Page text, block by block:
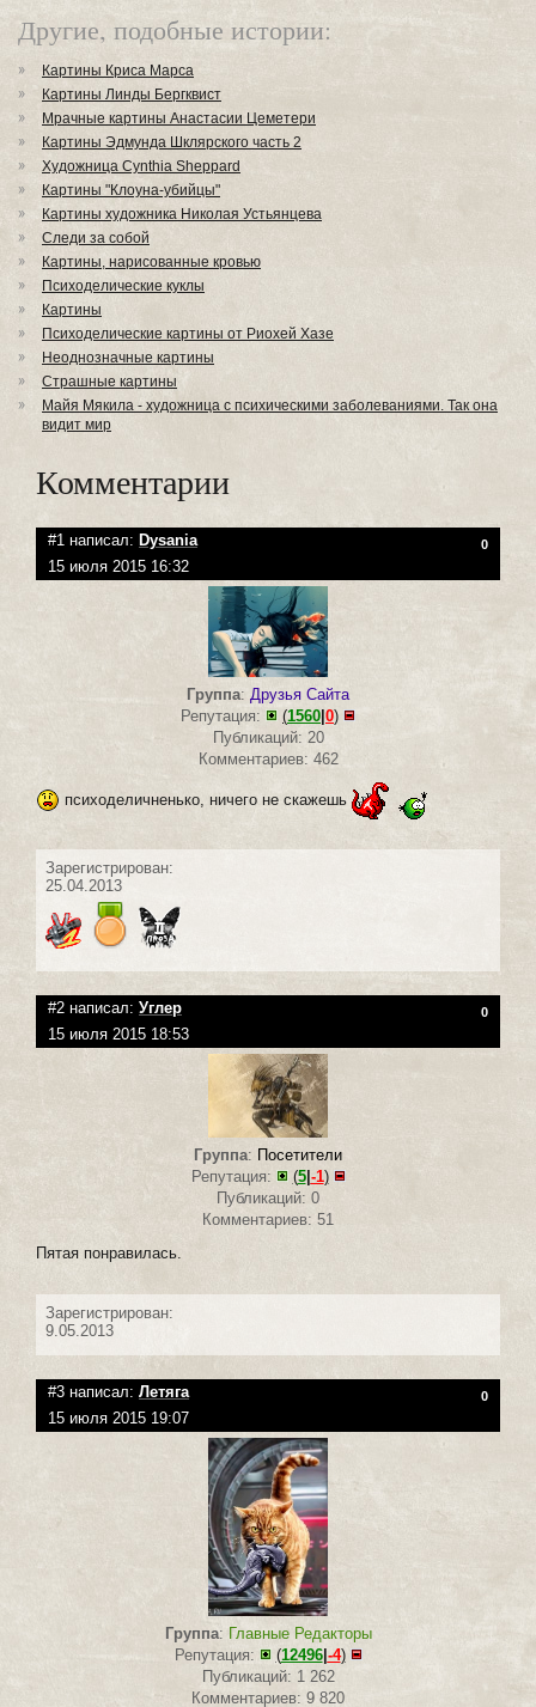
Другие, подобные истории:
Картины Криса Марса
Картины Линды Бергквист
Мрачные картины Анастасии Цеметери
Картины Эдмунда Шклярского часть 2
Художница Cynthia Sheppard
Картины "Клоуна-убийцы"
Картины художника Николая Устьянцева
Следи за собой
Картины, нарисованные кровью
Психоделические куклы
Картины
Психоделические картины от Риохей Хазе
Неоднозначные картины
Страшные картины
Майя Мякила - художница с психическими заболеваниями. Так она
видит мир
Комментарии
#1 написал: Dysania 0
15 июля 2015 16:32
Группа: Друзья Сайта
Репутация:
(1560|0)
Публикаций: 20
Комментариев: 462
психоделичненько, ничего не скажешь
Зарегистрирован:
25.04.2013
#2 написал: Углер 0
15 июля 2015 18:53
Группа: Посетители
Репутация:
(5| -1)
Публикаций: 0
Комментариев: 51
Пятая понравилась.
Зарегистрирован:
9.05.2013
#3 написал: Летяга 0
15 июля 2015 19:07
Группа: Главные Редакторы
Репутация:
(12496| -4)
Публикаций: 1 262
Комментариев: 9 820